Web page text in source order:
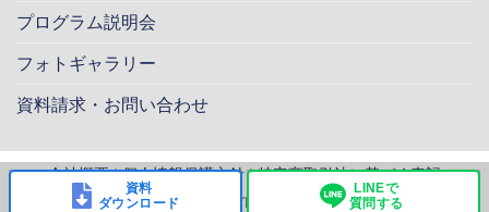
資料
ダウンロード
LINEで
質問する
プログラム説明会
フォトギャラリー
資料請求・お問い合わせ
会社概要|個人情報保護方針|特定商取引法に基づく表記
Copyright 2026 ©SKYUS Corporation All rights reserved.